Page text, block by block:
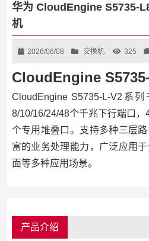
华为 CloudEngine S5735-
机
2026/06/08 交换机 325
CloudEngine
CloudEngine S5735-L-V2系
8/10/16/24/48个千兆下行端口
个专用堆叠口。支持多种三层
富的业务处理能力，广泛应用
面等多种应用场景。
产品介绍